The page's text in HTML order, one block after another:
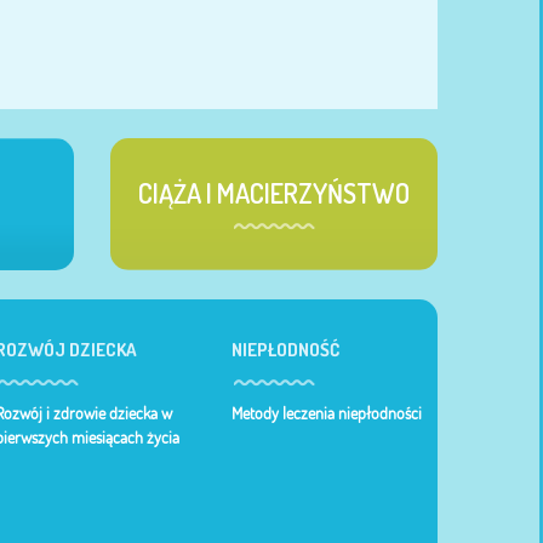
CIĄŻA I MACIERZYŃSTWO
DZIECKA
i zdrowie dziecka w
miesiącach życia
NIEPŁODNOŚĆ
Metody leczenia niepłodności